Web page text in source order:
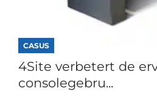
CASUS
4Site verbetert de
consolegebru...